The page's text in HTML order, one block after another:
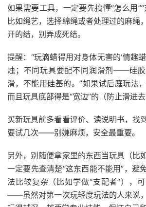
如果需要工具，一定要先搞懂“怎么用”“
比如绳艺，选择绵绳或者处理过的麻绳
开的结，别弄成死结。
提醒：“玩滴蜡得用对身体无害的‘情趣
烛；不同玩具要配不同润滑剂——硅
滑，不能用硅基的。”如果试后庭玩法
而且玩具底部得是“宽边”的（防止滑进去
买新玩具前多看看评价、读说明书，找
要试几次——别嫌麻烦，安全最重要。
另外，别随便拿家里的东西当玩具（比
一定要先查清楚“这东西能不能用”，避
法比较复杂（比如学做“支配者”），
——虽然对第一次玩轻度玩法的人来说